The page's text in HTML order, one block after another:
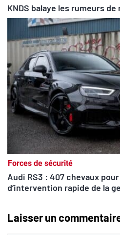
KNDS balaye les rumeurs
Forces de sécurité
Audi RS3 : 407 chevaux
d’intervention rapide de la
Laisser un